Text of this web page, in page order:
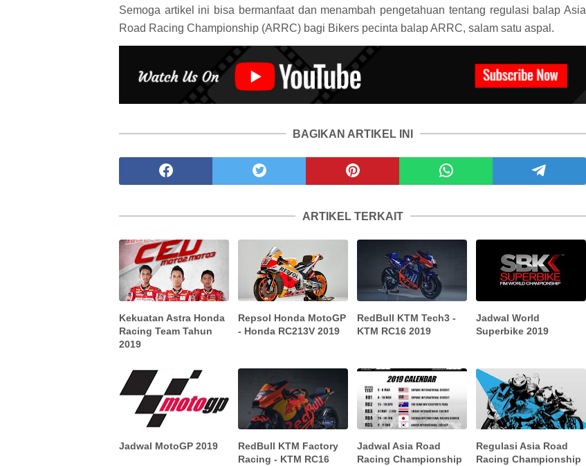
Semoga artikel ini bisa bermanfaat dan menambah pengetahuan tentang regulasi balap Asia
Road Racing Championship (ARRC) bagi Bikers pecinta balap ARRC, salam satu aspal.
BAGIKAN ARTIKEL INI
ARTIKEL TERKAIT
Kekuatan Astra Honda
Racing Team Tahun
2019
Repsol Honda MotoGP
- Honda RC213V 2019
RedBull KTM Tech3 -
KTM RC16 2019
Jadwal World
Superbike 2019
Jadwal MotoGP 2019
RedBull KTM Factory
Racing - KTM RC16
Jadwal Asia Road
Racing Championship
Regulasi Asia Road
Racing Championship